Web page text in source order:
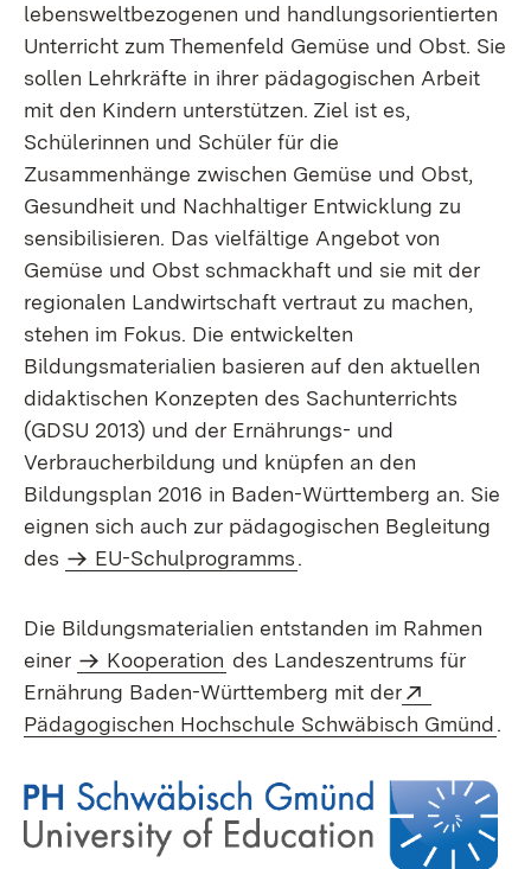
lebensweltbezogenen und handlungsorientierten
Unterricht zum Themenfeld Gemüse und Obst. Sie
sollen Lehrkräfte in ihrer pädagogischen Arbeit
mit den Kindern unterstützen. Ziel ist es,
Schülerinnen und Schüler für die
Zusammenhänge zwischen Gemüse und Obst,
Gesundheit und Nachhaltiger Entwicklung zu
sensibilisieren. Das vielfältige Angebot von
Gemüse und Obst schmackhaft und sie mit der
regionalen Landwirtschaft vertraut zu machen,
stehen im Fokus. Die entwickelten
Bildungsmaterialien basieren auf den aktuellen
didaktischen Konzepten des Sachunterrichts
(GDSU 2013) und der Ernährungs- und
Verbraucherbildung und knüpfen an den
Bildungsplan 2016 in Baden-Württemberg an. Sie
eignen sich auch zur pädagogischen Begleitung
des
EU-Schulprogramms.
Die Bildungsmaterialien entstanden im Rahmen
einer
Kooperation des Landeszentrums für
Ernährung Baden-Württemberg mit der
Pädagogischen Hochschule Schwäbisch Gmünd.